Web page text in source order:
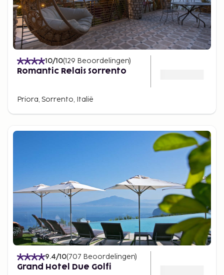
10/10(129 Beoordelingen)
Romantic Relais Sorrento
Priora, Sorrento, Italië
9.4/10(707 Beoordelingen)
Grand Hotel Due Golfi